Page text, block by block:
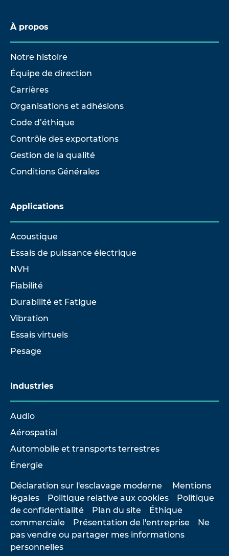
À propos
Notre histoire
Équipe de direction
Carrières
Organisations et adhésions
Code d’éthique
Contrôle des exportations
Gestion de la qualité
Conditions Générales
Applications
Acoustique
Essais de puissance électrique
NVH
Fiabilité
Durabilité et Fatigue
Vibration
Essais virtuels
Pesage
Industries
Audio
Aérospatial
Automobile et transports terrestres
Énergie
Déclaration sur l'esclavage moderne
Mentions
légales
Politique relative aux cookies
Politique
de confidentialité
Plan du site
Éthique
commerciale
Présentation de l'entreprise
Ne
pas vendre ou partager mes informations
personnelles